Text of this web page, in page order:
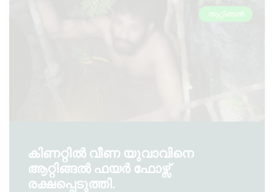
ആറ്റിങ്ങൽ
കിണറ്റിൽ വീണ യുവാവിനെ
ആറ്റിങ്ങൽ ഫയർ ഫോഴ്സ്
രക്ഷപ്പെടുത്തി.